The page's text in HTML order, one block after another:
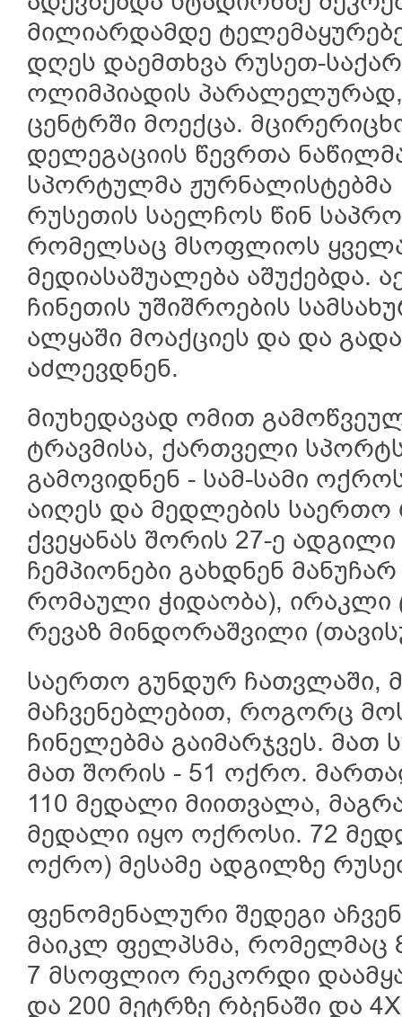
მილიარდამდე
დღეს დაემთხვა რუსეთ-
ოლიმპიადის
ცენტრში მოექცა.
დელეგაციის წევრთა
სპორტულმა ჟურნალისტებმა
რუსეთის საელჩოს წინ
რომელსაც მსოფლიოს ყველა
მედიასაშუალება აშუქებდა.
ჩინეთის უშიშროების
ალყაში მოაქციეს და და
აძლევდნენ.
მიუხედავად ომით
ტრავმისა, ქართველი
გამოვიდნენ - სამ-სამი
აიღეს და მედლების
ქვეყანას შორის 27-ე
ჩემპიონები გახდნენ
რომაული ჭიდაობა), ირაკლი
რევაზ მინდორაშვილი
საერთო გუნდურ ჩათვლაში,
მაჩვენებლებით, როგორც
ჩინელებმა გაიმარჯვეს.
მათ შორის - 51 ოქრო.
110 მედალი მიითვალა,
მედალი იყო ოქროსი. 72
ოქრო) მესამე ადგილზე
ფენომენალური შედეგი
მაიკლ ფელპსმა, რომელმაც
7 მსოფლიო რეკორდი
და 200 მეტრზე რბენაში და